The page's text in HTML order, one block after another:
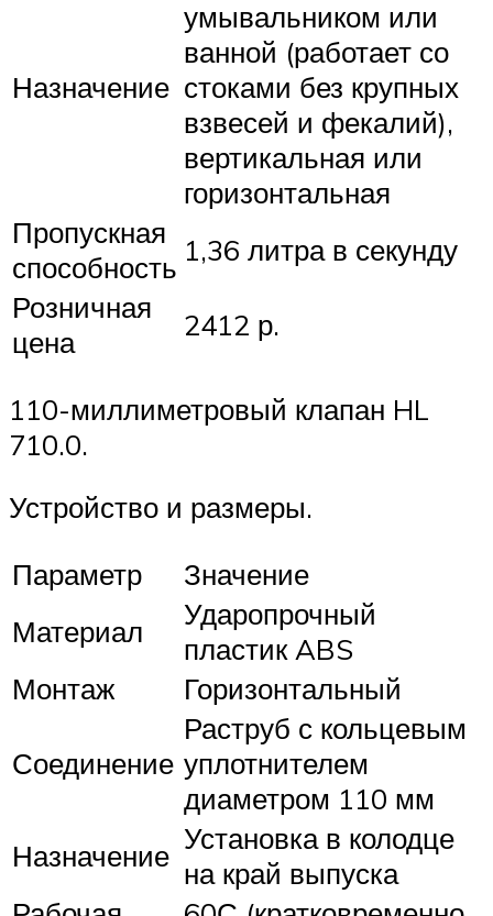
Назначение
умывальником или
ванной (работает со
стоками без крупных
взвесей и фекалий),
вертикальная или
горизонтальная
Пропускная
способность 1,36 литра в секунду
Розничная
цена
2412 р.
110-миллиметровый клапан HL
710.0.
Устройство и размеры.
Параметр
Значение
Материал
Ударопрочный
пластик ABS
Монтаж
Горизонтальный
Соединение
Раструб с кольцевым
уплотнителем
диаметром 110 мм
Назначение Установка в колодце
на край выпуска